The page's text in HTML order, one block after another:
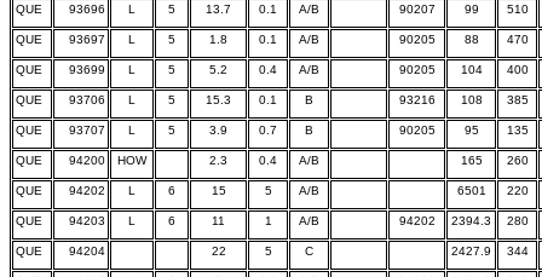
QUE 93696 L 5 13.7 0.1 A/B 90207 99 510
QUE 93697 L 5 1.8 0.1 A/B 90205 88 470
QUE 93699 L 5 5.2 0.4 A/B 90205 104 400
QUE 93706 L 5 15.3 0.1 B 93216 108 385
QUE 93707 L 5 3.9 0.7 B 90205 95 135
QUE 94200 HOW 2.3 0.4 A/B 165 260
QUE 94202 L 6 15 5 A/B 6501 220
QUE 94203 L 6 11 1 A/B 94202 2394.3 280
QUE 94204 22 5 C 2427.9 344